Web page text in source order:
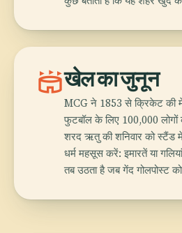
stadiumखेल का जुनून
MCG ने 1853 से क्रिकेट की
फुटबॉल के लिए 100,000 लोगों
शरद ऋतु की शनिवार को स्टैंड
धर्म महसूस करें: इमारतें या
तब उठता है जब गेंद गोलपोस्ट